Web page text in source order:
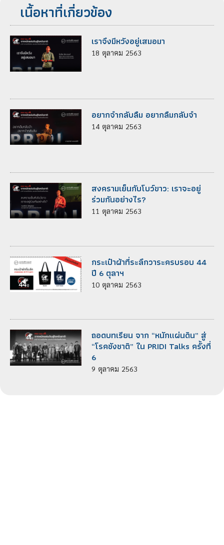
เนื้อหาที่เกี่ยวข้อง
เราจึงมีหวังอยู่เสมอมา
18 ตุลาคม 2563
อยากจำกลับลืม อยากลืมกลับจำ
14 ตุลาคม 2563
สงครามเย็นกับโบว์ขาว: เราจะอยู่
ร่วมกันอย่างไร?
11 ตุลาคม 2563
กระเป๋าผ้าที่ระลึกวาระครบรอบ 44
ปี 6 ตุลาฯ
10 ตุลาคม 2563
ถอดบทเรียน จาก “หนักแผ่นดิน” สู่
“โรคชังชาติ” ใน PRIDI Talks ครั้งที่
6
9 ตุลาคม 2563